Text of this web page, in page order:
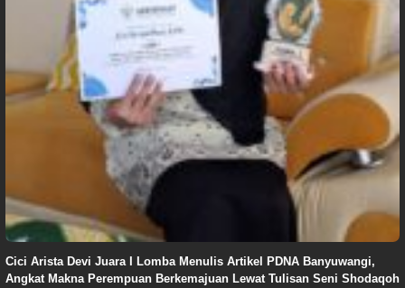
Cici Arista Devi Juara I Lomba Menulis Artikel PDNA Banyuwangi,
Angkat Makna Perempuan Berkemajuan Lewat Tulisan Seni Shodaqoh